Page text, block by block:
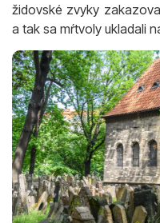
židovské zvyky
a tak sa mŕtvoly ukladali